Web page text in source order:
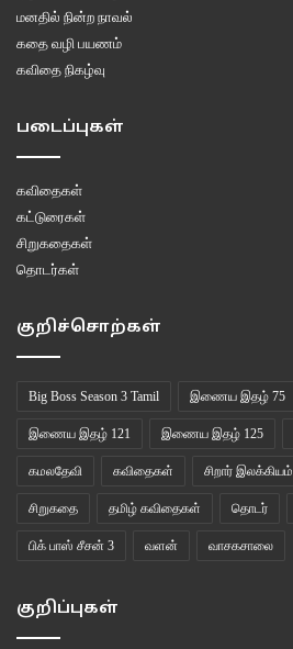
மனதில் நின்ற நாவல்
கதை வழி பயணம்
கவிதை நிகழ்வு
படைப்புகள்
கவிதைகள்
கட்டுரைகள்
சிறுகதைகள்
தொடர்கள்
குறிச்சொற்கள்
Big Boss Season 3 Tamil இணைய இதழ் 75
இணைய இதழ் 121 இணைய இதழ் 125
கமலதேவி கவிதைகள் சிறார் இலக்கியம்
சிறுகதை தமிழ் கவிதைகள் தொடர்
பிக் பாஸ் சீசன் 3 வளன் வாசகசாலை
குறிப்புகள்